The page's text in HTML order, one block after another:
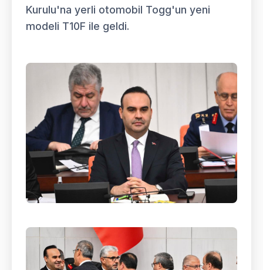
Kurulu'na yerli otomobil Togg'un yeni
modeli T10F ile geldi.